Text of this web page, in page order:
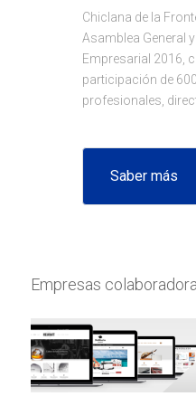
Chiclana de la
Asamblea General
Empresarial 2016,
participación de
profesionales,
Saber más
Empresas